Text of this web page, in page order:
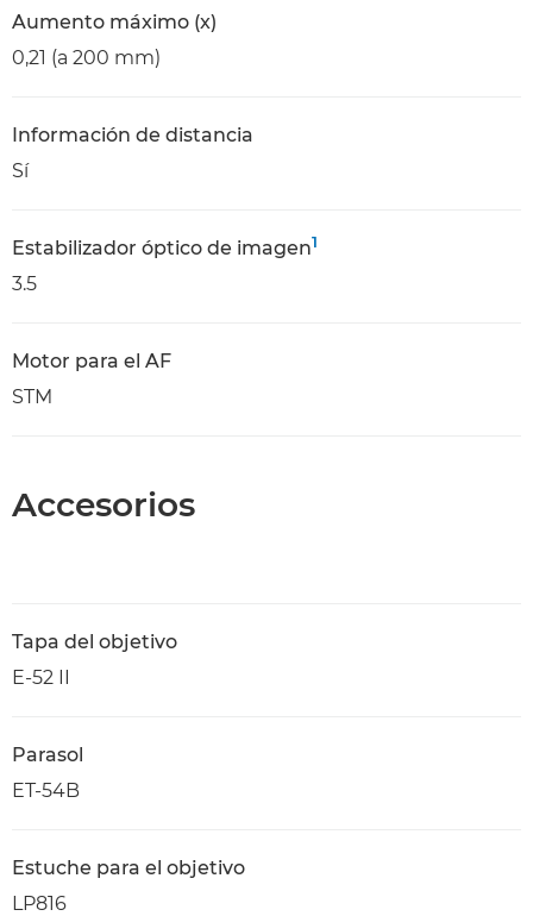
Aumento máximo (x)
0,21 (a 200 mm)
Información de distancia
Sí
Estabilizador óptico de imagen1
3.5
Motor para el AF
STM
Accesorios
Tapa del objetivo
E-52 II
Parasol
ET-54B
Estuche para el objetivo
LP816